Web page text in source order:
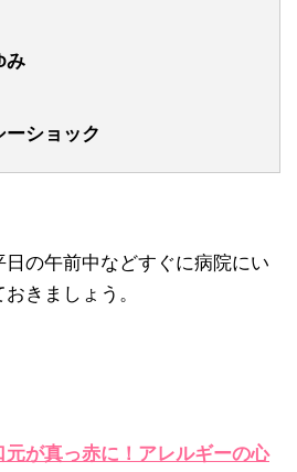
み
ーショック
の午前中などすぐに病院にい
きましょう。
が真っ赤に！アレルギーの心